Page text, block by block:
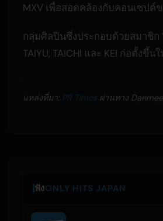
MXV เพื่อสอดคล้องกับคอนเซปต์ข
กลุ่มศิลปินซึ่งประกอบด้วยสมาชิก
TAIYU, TAICHI และ KEI ก่อตั้งขึ้น
แหล่งที่มา: PR Timesผ่านทาง
ฟังONLY HITS JAPAN